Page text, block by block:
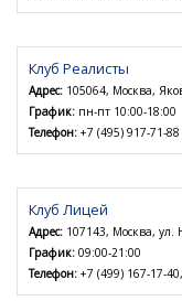
Клуб Реалисты
Адрес: 105064, Москва,
График: пн-пт 10:00-18:00
Телефон: +7 (495) 917-71-88
Клуб Лицей
Адрес: 107143, Москва,
График: 09:00-21:00
Телефон: +7 (499) 167-17-